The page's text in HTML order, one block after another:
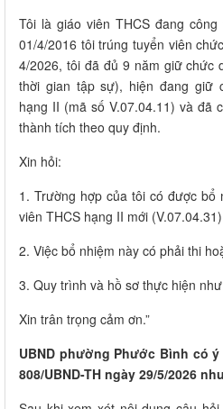
Tôi là giáo viên THCS đang
01/4/2016 tôi trúng tuyển viên
4/2026, tôi đã đủ 9 năm giữ chức
thời gian tập sự), hiện đang giữ
hạng II (mã số V.07.04.11) và đã
thành tích theo quy định.
Xin hỏi:
1. Trường hợp của tôi có được bổ
viên THCS hạng II mới
2. Việc bổ nhiệm này có phải thi
3. Quy trình và hồ sơ thực hiện
Xin trân trọng cảm ơn.”
UBND phường Phước Bình có
808/UBND-TH ngày 29/5/2026